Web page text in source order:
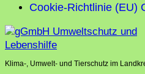
Cookie-Richtlinie (EU)
Klima-, Umwelt- und Tierschutz im